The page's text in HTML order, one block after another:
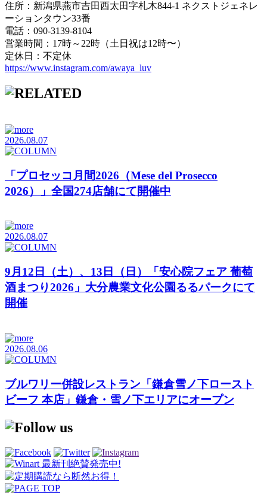
住所：新潟県燕市吉田西太田字札木844-1 ネクストジェネレ
ーションタウン33番
電話：090-3139-8104
営業時間：17時～22時（土日祝は12時〜）
定休日：不定休
https://www.instagram.com/awaya_luv
2026.08.07
「プロセッコ月間2026（Mese del Prosecco
2026）」全国274店舗にて開催中
2026.08.07
9月12日（土）、13日（日）「安心院フェア 葡萄
酒まつり2026」大分農業文化公園るるパークにて
開催
2026.08.06
ブルワリー併設レストラン「鎌倉雪ノ下ロースト
ビーフ 本店」鎌倉・雪ノ下エリアにオープン